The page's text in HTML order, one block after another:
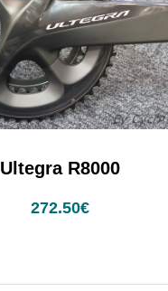
Ultegra R8000
272.50€